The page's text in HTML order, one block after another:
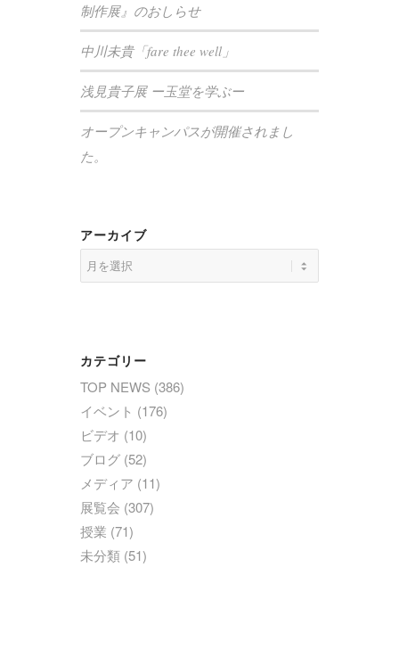
制作展』のおしらせ
中川未貴「fare thee well」
浅見貴子展 ー玉堂を学ぶー
オープンキャンパスが開催されまし
た。
アーカイブ
カテゴリー
TOP NEWS (386)
イベント (176)
ビデオ (10)
ブログ (52)
メディア (11)
展覧会 (307)
授業 (71)
未分類 (51)